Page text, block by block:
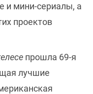
и мини-сериалы, а
проектов
прошла 69-я
лучшие